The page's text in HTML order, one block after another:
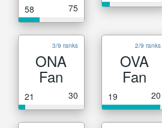
58 75
3/9 ranks
ONA
Fan
21 30
2/9 ranks
OVA
Fan
19 20